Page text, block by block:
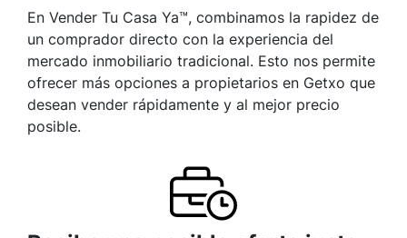
En Vender Tu Casa Ya™, combinamos la rapidez de
un comprador directo con la experiencia del
mercado inmobiliario tradicional. Esto nos permite
ofrecer más opciones a propietarios en Getxo que
desean vender rápidamente y al mejor precio
posible.